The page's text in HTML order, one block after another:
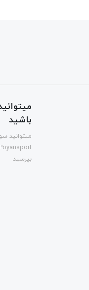
باشید
میتوانید
Poyansport
بپرسید